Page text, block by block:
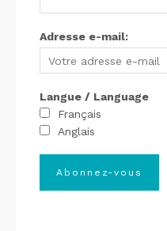
Adresse e-mail:
Langue / Language
Français
Anglais